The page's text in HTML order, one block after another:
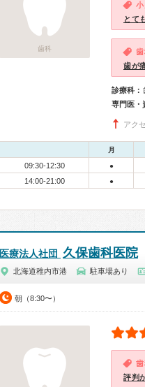
歯科
とて
歯が
診療科：
専門医・
アク
月
09:30-12:30 ●
14:00-21:00 ●
医療法人社団 久保歯科医院
北海道稚内市港 駐車場あり
朝（8:30〜）
評判